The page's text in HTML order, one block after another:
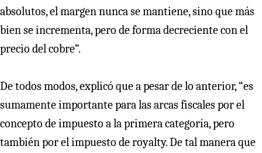
absolutos, el margen nunca se mantiene, sino que más
bien se incrementa, pero de forma decreciente con el
precio del cobre”.
De todos modos, explicó que a pesar de lo anterior, “es
sumamente importante para las arcas fiscales por el
concepto de impuesto a la primera categoría, pero
también por el impuesto de royalty. De tal manera que